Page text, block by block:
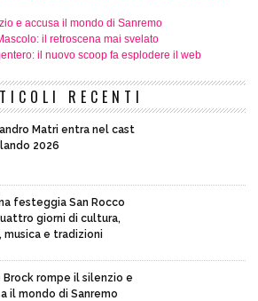
e accusa il mondo di Sanremo
il retroscena mai svelato
il nuovo scoop fa esplodere il web
RECENTI
Matri entra nel cast
2026
festeggia San Rocco
giorni di cultura,
musica e tradizioni
Brock rompe il silenzio e
il mondo di Sanremo